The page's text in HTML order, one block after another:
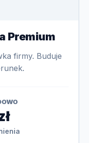
Premium
firmy. Buduje